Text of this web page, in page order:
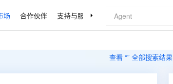
场 合作伙伴 支持与服务 了解阿里云
查看 “” 全部搜索结果